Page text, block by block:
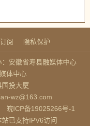
阅 隐私保护
：安徽省寿县融媒体中心
体中心
投大厦
wz@163.com
皖ICP备19025266号-1
站已支持IPV6访问